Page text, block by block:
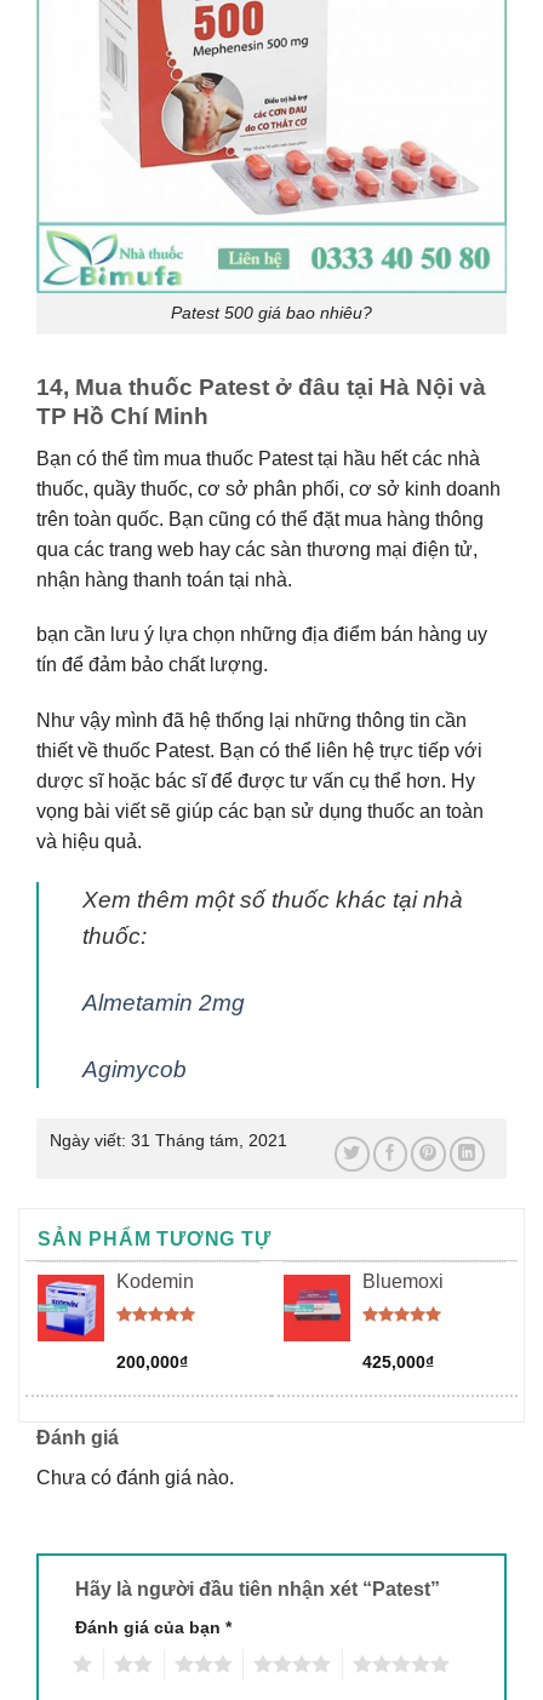
Patest 500 giá bao nhiêu?
14, Mua thuốc Patest ở đâu tại Hà Nội và
TP Hồ Chí Minh
Bạn có thể tìm mua thuốc Patest tại hầu hết các nhà
thuốc, quầy thuốc, cơ sở phân phối, cơ sở kinh doanh
trên toàn quốc. Bạn cũng có thể đặt mua hàng thông
qua các trang web hay các sàn thương mại điện tử,
nhận hàng thanh toán tại nhà.
bạn cần lưu ý lựa chọn những địa điểm bán hàng uy
tín để đảm bảo chất lượng.
Như vậy mình đã hệ thống lại những thông tin cần
thiết về thuốc Patest. Bạn có thể liên hệ trực tiếp với
dược sĩ hoặc bác sĩ để được tư vấn cụ thể hơn. Hy
vọng bài viết sẽ giúp các bạn sử dụng thuốc an toàn
và hiệu quả.
Xem thêm một số thuốc khác tại nhà
thuốc:
Almetamin 2mg
Agimycob
Ngày viết: 31 Tháng tám, 2021
SẢN PHẨM TƯƠNG TỰ
Kodemin
hạng5.00
5 sao
200,000₫
Bluemoxi
hạng5.00
5 sao
425,000₫
Đánh giá
Chưa có đánh giá nào.
Hãy là người đầu tiên nhận xét “Patest”
Đánh giá của bạn *